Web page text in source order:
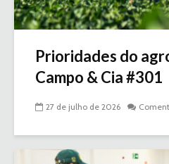
Prioridades do
Campo & Cia #301
27 de julho de 2026